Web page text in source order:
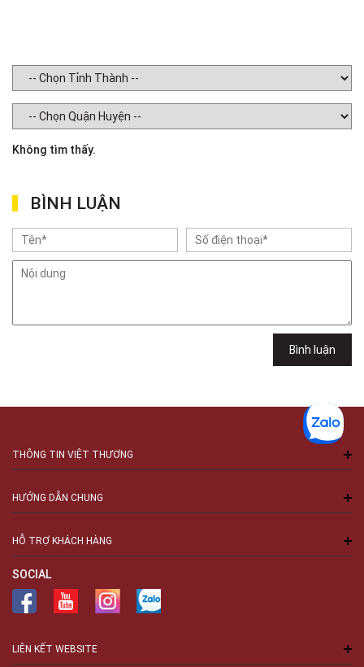
Không tìm thấy.
BÌNH LUẬN
Bình luận
THÔNG TIN VIỆT THƯƠNG
HƯỚNG DẪN CHUNG
HỖ TRỢ KHÁCH HÀNG
SOCIAL
LIÊN KẾT WEBSITE